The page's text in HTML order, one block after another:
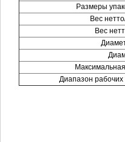
Размеры
Вес
Вес
Диапазон рабочих